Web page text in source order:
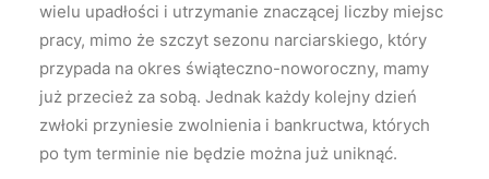
wielu upadłości i utrzymanie znaczącej liczby miejsc
pracy, mimo że szczyt sezonu narciarskiego, który
przypada na okres świąteczno-noworoczny, mamy
już przecież za sobą. Jednak każdy kolejny dzień
zwłoki przyniesie zwolnienia i bankructwa, których
po tym terminie nie będzie można już uniknąć.